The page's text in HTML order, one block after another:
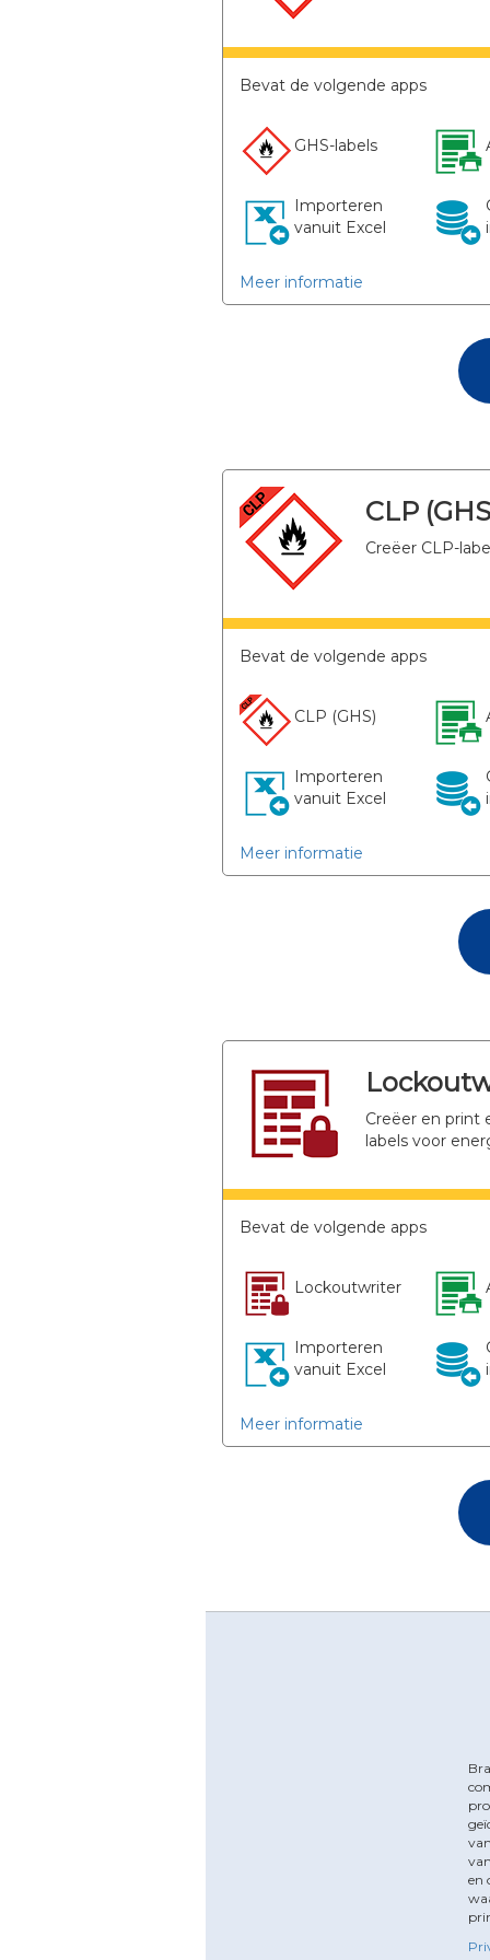
Bevat de volgende apps
GHS-labels​
Importeren
vanuit Excel
Meer informatie
CLP
Creëer CLP-
Bevat de volgende apps
CLP (GHS)​
Importeren
vanuit Excel
Meer informatie
Creëer en print
labels voor
Bevat de volgende apps
Lockoutwriter
Importeren
vanuit Excel
Meer informatie
en